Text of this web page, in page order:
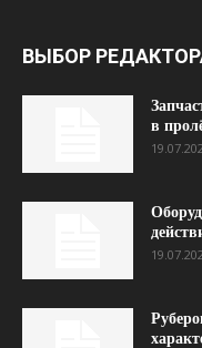
ВЫБОР
в